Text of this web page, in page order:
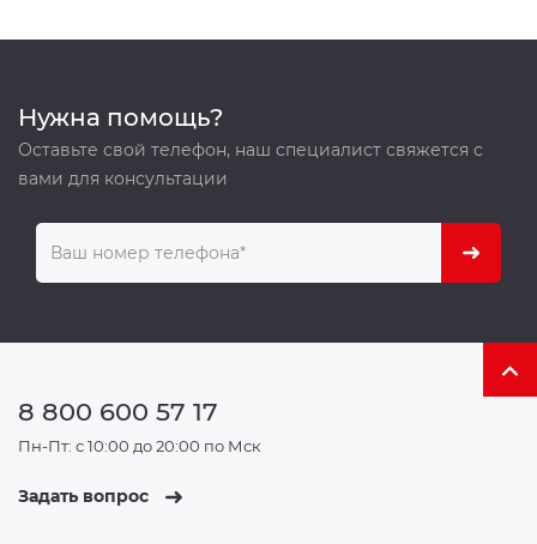
Нужна помощь?
Оставьте свой телефон, наш специалист свяжется с
вами для консультации
8 800 600 57 17
Пн-Пт: с 10:00 до 20:00 по Мск
Задать вопрос